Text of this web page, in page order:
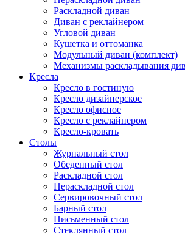
Раскладной диван
Диван с реклайнером
Угловой диван
Кушетка и оттоманка
Модульный диван (комплект)
Механизмы раскладывания
Кресла
Кресло в гостиную
Кресло дизайнерское
Кресло офисное
Кресло с реклайнером
Кресло-кровать
Столы
Журнальный стол
Обеденный стол
Раскладной стол
Нераскладной стол
Сервировочный стол
Барный стол
Письменный стол
Стеклянный стол